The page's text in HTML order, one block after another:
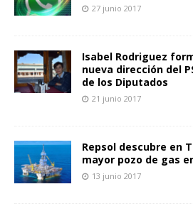
27 junio 2017
Isabel Rodriguez
nueva dirección del
de los Diputados
21 junio 2017
Repsol descubre en
mayor pozo de gas
13 junio 2017